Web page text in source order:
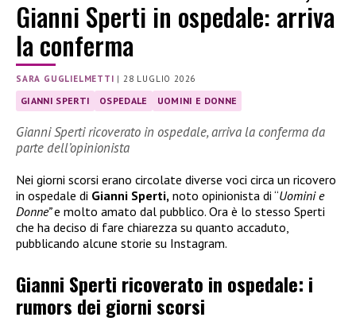
Gianni Sperti in ospedale: arriva
la conferma
SARA GUGLIELMETTI | 28 LUGLIO 2026
GIANNI SPERTI OSPEDALE UOMINI E DONNE
Gianni Sperti ricoverato in ospedale, arriva la conferma da
parte dell’opinionista
Nei giorni scorsi erano circolate diverse voci circa un ricovero
in ospedale di Gianni Sperti, noto opinionista di “Uomini e
Donne”e molto amato dal pubblico. Ora è lo stesso Sperti
che ha deciso di fare chiarezza su quanto accaduto,
pubblicando alcune storie su Instagram.
Gianni Sperti ricoverato in ospedale: i
rumors dei giorni scorsi